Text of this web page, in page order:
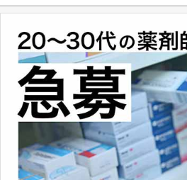
査データ、投薬歴など非常に多岐に
データを利活用し、またシステム管理
とは、病院薬剤師を中心に大きな武
す。